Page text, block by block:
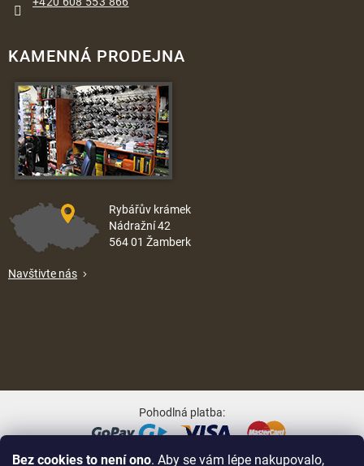
Bez cookies to není ono. Aby se vám lépe nakupovalo,
KAMENNÁ PRODEJNA
Rybářův krámek
Nádražní 42
564 01 Žamberk
Navštivte nás
Pohodlná platba: